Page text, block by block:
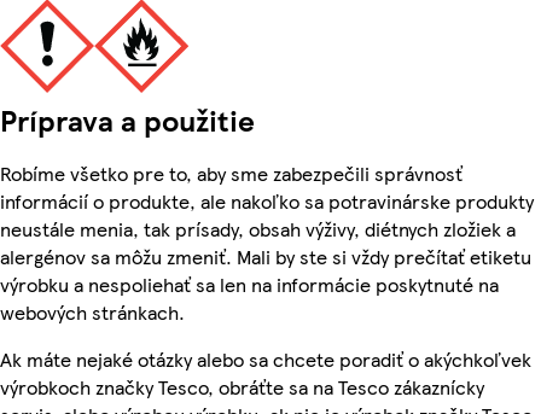
Príprava a použitie
Robíme všetko pre to, aby sme zabezpečili správnosť
informácií o produkte, ale nakoľko sa potravinárske produkty
neustále menia, tak prísady, obsah výživy, diétnych zložiek a
alergénov sa môžu zmeniť. Mali by ste si vždy prečítať etiketu
výrobku a nespoliehať sa len na informácie poskytnuté na
webových stránkach.
Ak máte nejaké otázky alebo sa chcete poradiť o akýchkoľvek
výrobkoch značky Tesco, obráťte sa na Tesco zákaznícky